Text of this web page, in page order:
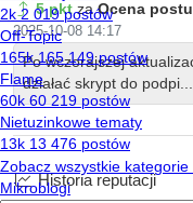
5 pktzaOcena postu
2025-10-08 14:17
Po wczorajszej
działać skrypt do podpi...
Historia reputacji